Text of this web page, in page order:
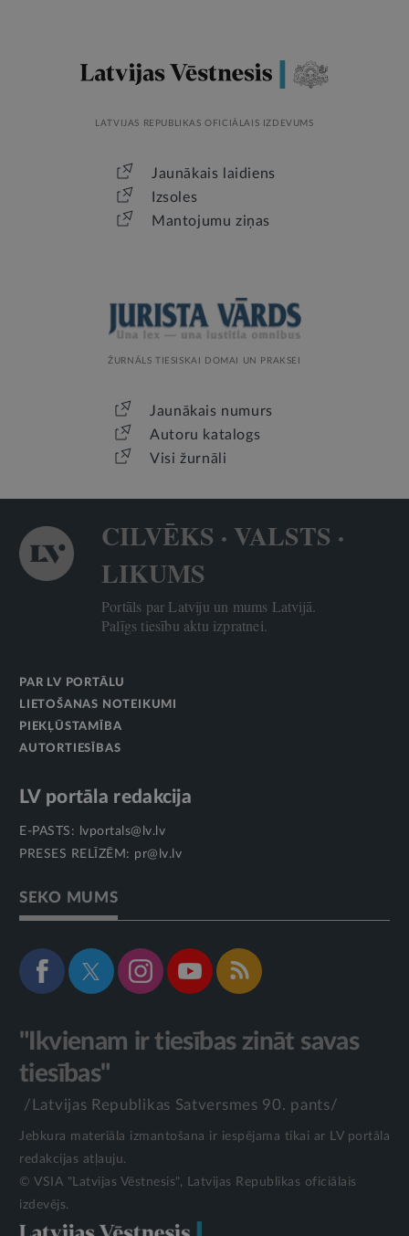
LATVIJAS REPUBLIKAS OFICIĀLAIS IZDEVUMS
Jaunākais laidiens
Izsoles
Mantojumu ziņas
ŽURNĀLS TIESISKAI DOMAI UN PRAKSEI
Jaunākais numurs
Autoru katalogs
Visi žurnāli
CILVĒKS · VALSTS ·
LIKUMS
Portāls par Latviju un mums Latvijā.
Palīgs tiesību aktu izpratnei.
PAR LV PORTĀLU
LIETOŠANAS NOTEIKUMI
PIEKĻŪSTAMĪBA
AUTORTIESĪBAS
LV portāla redakcija
E-PASTS:
lvportals@lv.lv
PRESES RELĪZĒM: pr@lv.lv
SEKO MUMS
"Ikvienam ir tiesības zināt savas
tiesības"
/Latvijas Republikas Satversmes 90. pants/
Jebkura materiāla izmantošana ir iespējama tikai ar LV portāla
redakcijas atļauju.
© VSIA "Latvijas Vēstnesis", Latvijas Republikas oficiālais
izdevējs.